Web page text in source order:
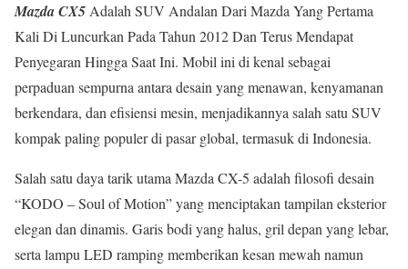
Mazda CX5Adalah SUV Andalan Dari Mazda Yang Pertama
Kali Di Luncurkan Pada Tahun 2012 Dan Terus Mendapat
Penyegaran Hingga Saat Ini. Mobil ini di kenal sebagai
perpaduan sempurna antara desain yang menawan, kenyamanan
berkendara, dan efisiensi mesin, menjadikannya salah satu SUV
kompak paling populer di pasar global, termasuk di Indonesia.
Salah satu daya tarik utama Mazda CX-5 adalah filosofi desain
“KODO – Soul of Motion” yang menciptakan tampilan eksterior
elegan dan dinamis. Garis bodi yang halus, gril depan yang lebar,
serta lampu LED ramping memberikan kesan mewah namun